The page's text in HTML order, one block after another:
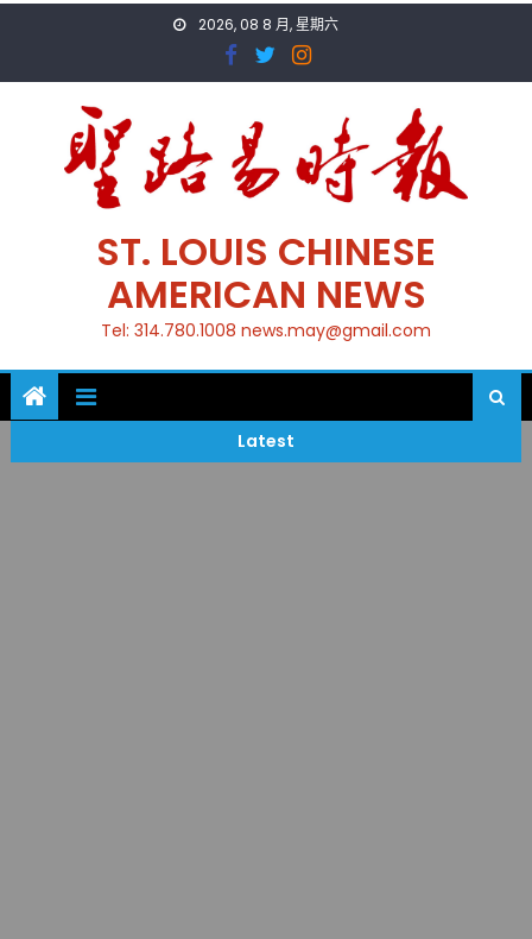
2026, 08 8 月, 星期六
ST. LOUIS CHINESE
AMERICAN NEWS
Tel: 314.780.1008 news.may@gmail.com
Latest